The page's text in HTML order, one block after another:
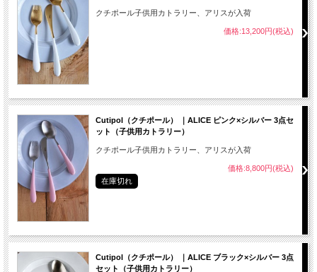
クチポール子供用カトラリー、アリスが入荷
価格:13,200円(税込)
Cutipol（クチポール） ｜ALICE ピンク×シルバー 3点セ
ット（子供用カトラリー）
クチポール子供用カトラリー、アリスが入荷
価格:8,800円(税込)
在庫切れ
Cutipol（クチポール） ｜ALICE ブラック×シルバー 3点
セット（子供用カトラリー）